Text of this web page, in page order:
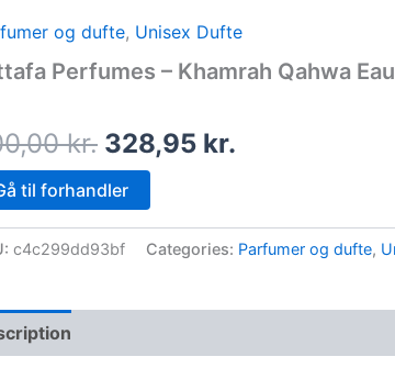
og dufte, Unisex Dufte
Perfumes – Khamrah Qahwa
kr.
price
was:
328,95 kr.
is:
til forhandler
c4c299dd93bf Categories: Parfumer og dufte,